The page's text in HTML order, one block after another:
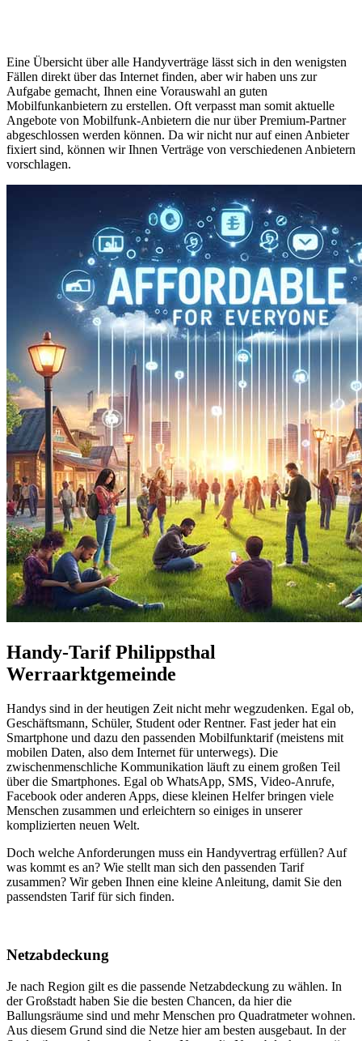
Eine Übersicht über alle Handyverträge lässt sich in den wenigsten
Fällen direkt über das Internet finden, aber wir haben uns zur
Aufgabe gemacht, Ihnen eine Vorauswahl an guten
Mobilfunkanbietern zu erstellen. Oft verpasst man somit aktuelle
Angebote von Mobilfunk-Anbietern die nur über Premium-Partner
abgeschlossen werden können. Da wir nicht nur auf einen Anbieter
fixiert sind, können wir Ihnen Verträge von verschiedenen Anbietern
vorschlagen.
Handy-Tarif Philippsthal
Werraarktgemeinde
Handys sind in der heutigen Zeit nicht mehr wegzudenken. Egal ob,
Geschäftsmann, Schüler, Student oder Rentner. Fast jeder hat ein
Smartphone und dazu den passenden Mobilfunktarif (meistens mit
mobilen Daten, also dem Internet für unterwegs). Die
zwischenmenschliche Kommunikation läuft zu einem großen Teil
über die Smartphones. Egal ob WhatsApp, SMS, Video-Anrufe,
Facebook oder anderen Apps, diese kleinen Helfer bringen viele
Menschen zusammen und erleichtern so einiges in unserer
komplizierten neuen Welt.
Doch welche Anforderungen muss ein Handyvertrag erfüllen? Auf
was kommt es an? Wie stellt man sich den passenden Tarif
zusammen? Wir geben Ihnen eine kleine Anleitung, damit Sie den
passendsten Tarif für sich finden.
Netzabdeckung
Je nach Region gilt es die passende Netzabdeckung zu wählen. In
der Großstadt haben Sie die besten Chancen, da hier die
Ballungsräume sind und mehr Menschen pro Quadratmeter wohnen.
Aus diesem Grund sind die Netze hier am besten ausgebaut. In der